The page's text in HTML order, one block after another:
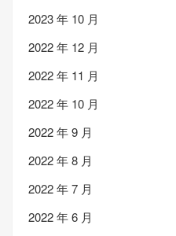
2023 年 10 月
2022 年 12 月
2022 年 11 月
2022 年 10 月
2022 年 9 月
2022 年 8 月
2022 年 7 月
2022 年 6 月